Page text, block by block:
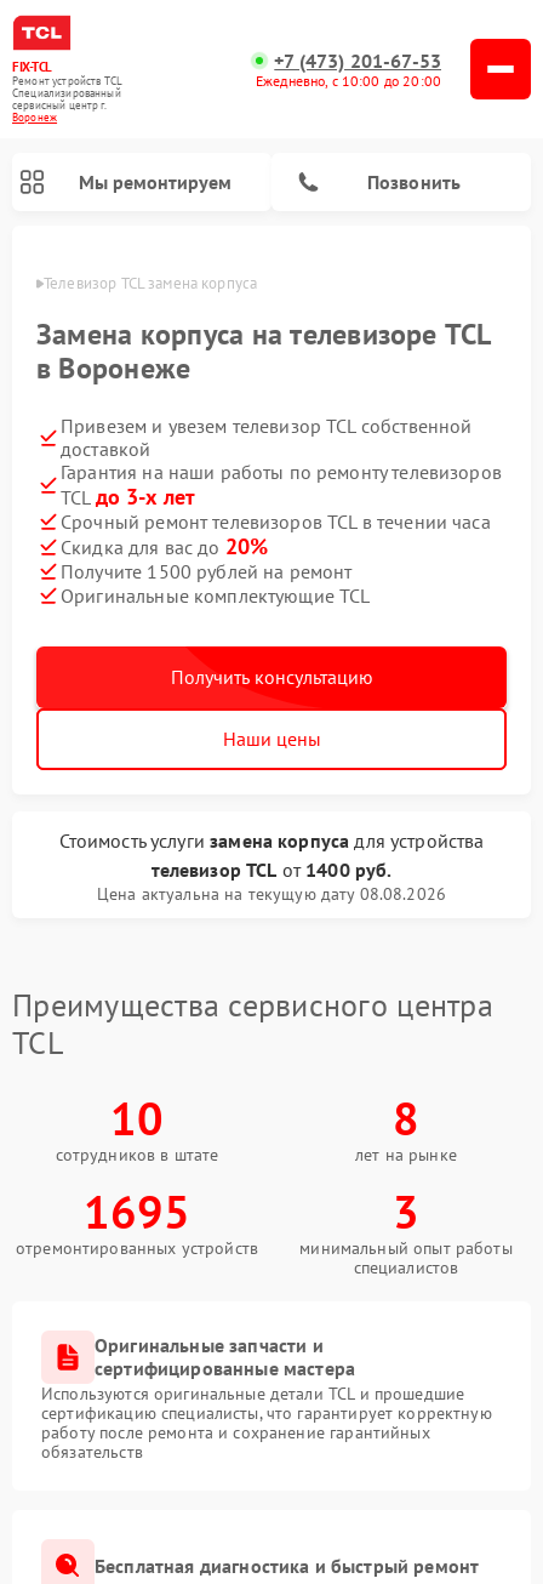
FIX-TCL
Ремонт устройств TCL
Специализированный
cервисный центр г.
Воронеж
+7 (473) 201-67-53
Ежедневно, с 10:00 до 20:00
Мы ремонтируем Позвонить
Телевизор TCL замена корпуса
Замена корпуса на телевизоре TCL
в Воронеже
Привезем и увезем телевизор TCL собственной
доставкой
Гарантия на наши работы по ремонту телевизоров
TCL до 3-х лет
Срочный ремонт телевизоров TCL в течении часа
Скидка для вас до 20%
Получите 1500 рублей на ремонт
Оригинальные комплектующие TCL
Получить консультацию
Наши цены
Стоимость услугизамена корпуса для устройства
телевизор TCL от 1400 руб.
Цена актуальна на текущую дату 08.08.2026
Преимущества сервисного центра
TCL
10
сотрудников в штате
8
лет на рынке
1695
отремонтированных устройств
3
минимальный опыт работы
специалистов
Оригинальные запчасти и
сертифицированные мастера
Используются оригинальные детали TCL и прошедшие
сертификацию специалисты, что гарантирует корректную
работу после ремонта и сохранение гарантийных
обязательств
Бесплатная диагностика и быстрый ремонт